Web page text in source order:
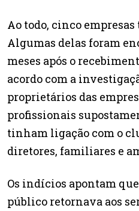
Ao todo, cinco
Algumas delas foram
meses após o
acordo com a
proprietários das
profissionais
tinham ligação com o
diretores, familiares e
Os indícios apontam
público retornava aos